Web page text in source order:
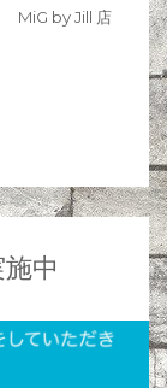
by Jill 店
中